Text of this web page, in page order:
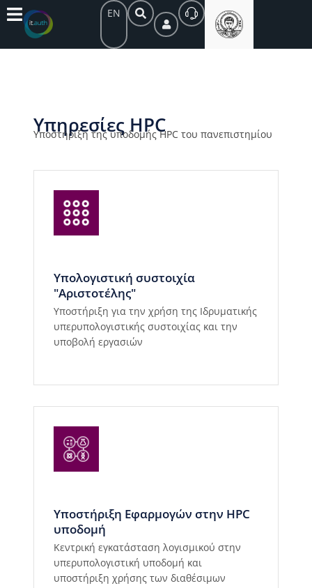
EN
Υπηρεσίες HPC
Υποστήριξη της υποδομής HPC του πανεπιστημίου
Υπολογιστική συστοιχία
"Αριστοτέλης"
Υποστήριξη για την χρήση της Ιδρυματικής
υπερυπολογιστικής συστοιχίας και την
υποβολή εργασιών
Υποστήριξη Εφαρμογών στην HPC
υποδομή
Κεντρική εγκατάσταση λογισμικού στην
υπερυπολογιστική υποδομή και
υποστήριξη χρήσης των διαθέσιμων